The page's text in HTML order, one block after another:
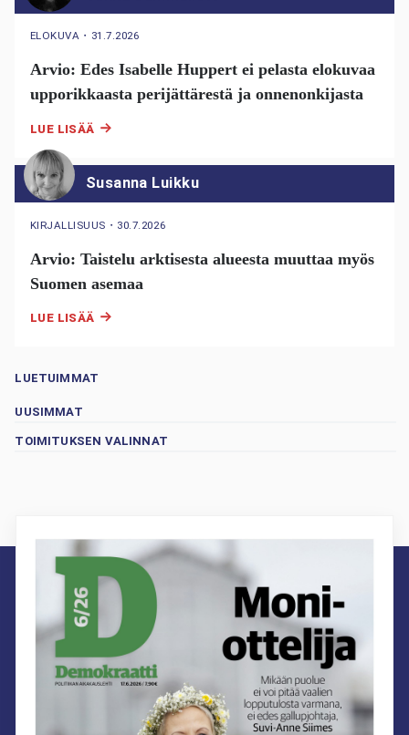
ELOKUVA ・ 31.7.2026
Arvio: Edes Isabelle Huppert ei pelasta elokuvaa
upporikkaasta perijättärestä ja onnenonkijasta
LUE LISÄÄ
Susanna Luikku
KIRJALLISUUS ・ 30.7.2026
Arvio: Taistelu arktisesta alueesta muuttaa myös
Suomen asemaa
LUE LISÄÄ
LUETUIMMAT
UUSIMMAT
TOIMITUKSEN VALINNAT